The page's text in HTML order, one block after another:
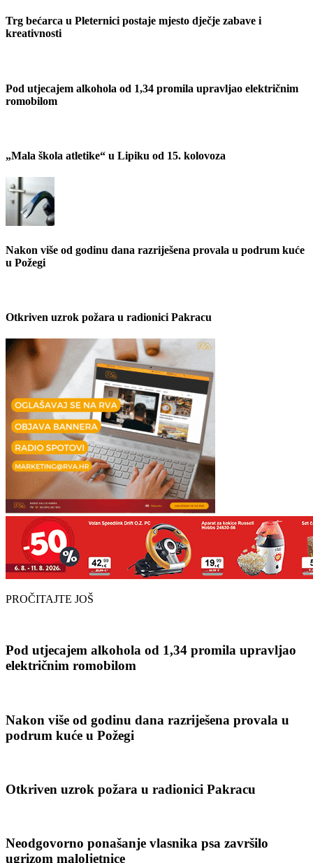
Trg bećarca u Pleternici postaje mjesto dječje zabave i
kreativnosti
Pod utjecajem alkohola od 1,34 promila upravljao električnim
romobilom
„Mala škola atletike“ u Lipiku od 15. kolovoza
Nakon više od godinu dana razriješena provala u podrum kuće
u Požegi
Otkriven uzrok požara u radionici Pakracu
PROČITAJTE JOŠ
Pod utjecajem alkohola od 1,34 promila upravljao
električnim romobilom
Nakon više od godinu dana razriješena provala u
podrum kuće u Požegi
Otkriven uzrok požara u radionici Pakracu
Neodgovorno ponašanje vlasnika psa završilo
ugrizom maloljetnice